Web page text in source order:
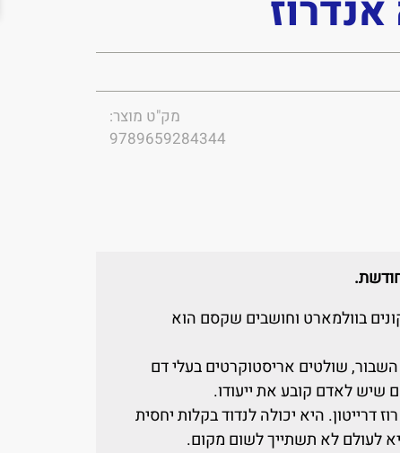
מק"ט מוצר:
9789659284344
בוולמארט וחושבים שקסם הוא
שולטים אריסטוקרטים בעלי דם
שיש לאדם קובע את ייעודו.
דרייטון. היא יכולה לנדוד בקלות יחסית
לעולם לא תשתייך לשום מקום.